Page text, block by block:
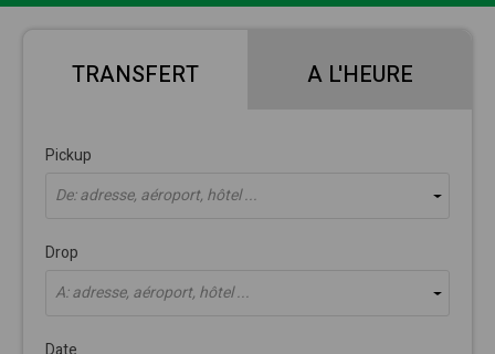
TRANSFERT A L'HEURE
Pickup
De: adresse, aéroport, hôtel ...
Drop
À: adresse, aéroport, hôtel ...